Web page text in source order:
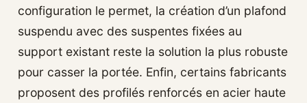
configuration le permet, la création d’un plafond
suspendu avec des suspentes fixées au
support existant reste la solution la plus robuste
pour casser la portée. Enfin, certains fabricants
proposent des profilés renforcés en acier haute